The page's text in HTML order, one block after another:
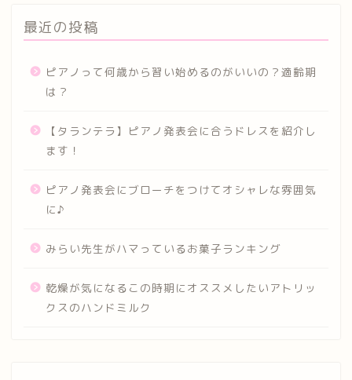
最近の投稿
ピアノって何歳から習い始めるのがいいの？適齢期
は？
【タランテラ】ピアノ発表会に合うドレスを紹介し
ます！
ピアノ発表会にブローチをつけてオシャレな雰囲気
に♪
みらい先生がハマっているお菓子ランキング
乾燥が気になるこの時期にオススメしたいアトリッ
クスのハンドミルク